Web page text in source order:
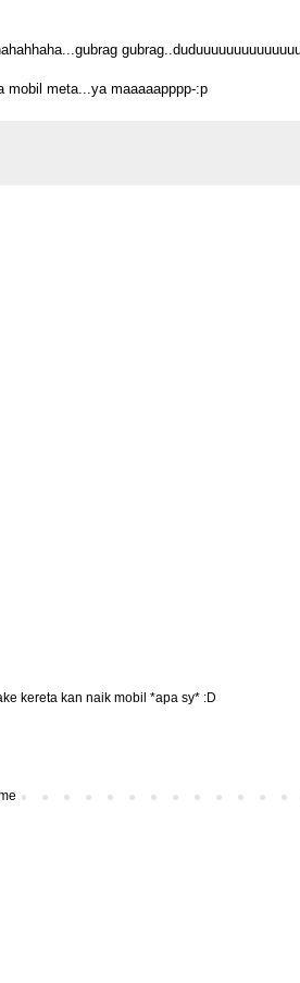
mobil meta...ya maaaaapppp-:p
kereta kan naik mobil *apa sy* :D